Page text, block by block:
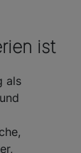
ist
als